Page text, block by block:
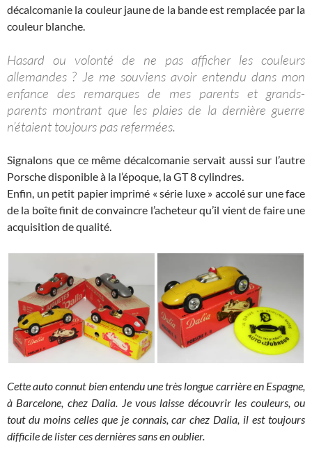
décalcomanie la couleur jaune de la bande est remplacée par la
couleur blanche.
Hasard ou volonté de ne pas afficher les couleurs
allemandes ? Je me souviens avoir entendu dans mon
enfance des remarques de mes parents et grands-
parents montrant que les plaies de la dernière guerre
n’étaient toujours pas refermées.
Signalons que ce même décalcomanie servait aussi sur l’autre
Porsche disponible à la l’époque, la GT 8 cylindres.
Enfin, un petit papier imprimé « série luxe » accolé sur une face
de la boîte finit de convaincre l’acheteur qu’il vient de faire une
acquisition de qualité.
Cette auto connut bien entendu une très longue carrière en Espagne,
à Barcelone, chez Dalia. Je vous laisse découvrir les couleurs, ou
tout du moins celles que je connais, car chez Dalia, il est toujours
difficile de lister ces dernières sans en oublier.